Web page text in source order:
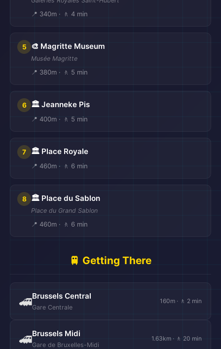
📍 340m · 🚶 4 min
5 🎨 Magritte Museum
Musée Magritte
📍 380m · 🚶 5 min
6 🏛️ Jeanneke Pis
📍 400m · 🚶 5 min
7 🏛️ Place Royale
📍 460m · 🚶 6 min
8 🏛️ Place du Sablon
Place du Grand Sablon
📍 460m · 🚶 6 min
🚆 Getting There
🚄Brussels Central
Gare Centrale
160m · 🚶 2 min
🚄Brussels Midi
Gare de Bruxelles-Midi
1.63km · 🚶 20 min